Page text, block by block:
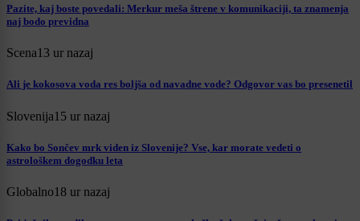
Pazite, kaj boste povedali: Merkur meša štrene v komunikaciji, ta znamenja
naj bodo previdna
Scena13 ur nazaj
Ali je kokosova voda res boljša od navadne vode? Odgovor vas bo presenetil
Slovenija15 ur nazaj
Kako bo Sončev mrk viden iz Slovenije? Vse, kar morate vedeti o
astrološkem dogodku leta
Globalno18 ur nazaj